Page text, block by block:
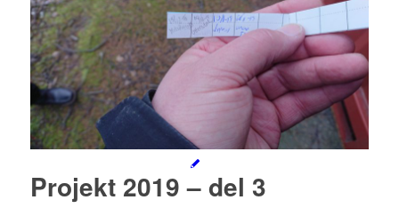
Projekt 2019 – del 3